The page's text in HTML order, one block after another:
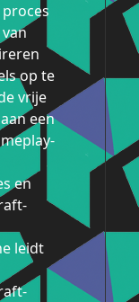
op te
vrije
een
en
leidt